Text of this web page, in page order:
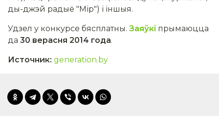
ды-джэй радыё "Мір") і іншыя.
Удзел у конкурсе бясплатны. Заяўкі прымаюцца
да 30 верасня 2014 года.
Источник: generation.by